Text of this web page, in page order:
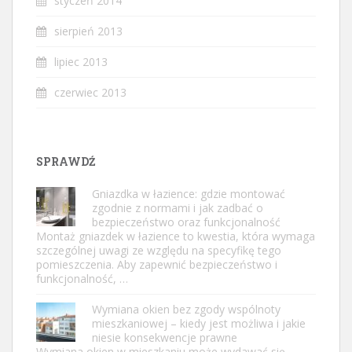
sierpień 2013
lipiec 2013
czerwiec 2013
SPRAWDŹ
Gniazdka w łazience: gdzie montować
zgodnie z normami i jak zadbać o
bezpieczeństwo oraz funkcjonalność
Montaż gniazdek w łazience to kwestia, która wymaga
szczególnej uwagi ze względu na specyfikę tego
pomieszczenia. Aby zapewnić bezpieczeństwo i
funkcjonalność, …
Wymiana okien bez zgody wspólnoty
mieszkaniowej – kiedy jest możliwa i jakie
niesie konsekwencje prawne